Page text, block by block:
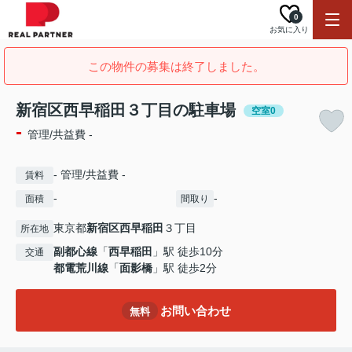
お気に入り
0
この物件の募集は終了しました。
新宿区西早稲田３丁目の駐車場 空室0
- 管理/共益費 -
賃料 - 管理/共益費 -
面積 - 間取り -
所在地 東京都新宿区西早稲田 ３丁目
交通 副都心線 「西早稲田 」駅 徒歩10分
都電荒川線 「面影橋 」駅 徒歩2分
無料 お問い合わせ